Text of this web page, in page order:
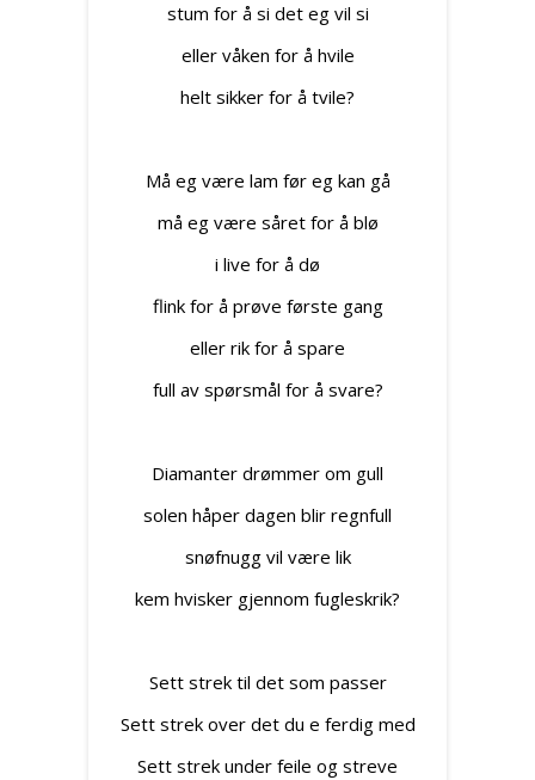
stum for å si det eg vil si
eller våken for å hvile
helt sikker for å tvile?
Må eg være lam før eg kan gå
må eg være såret for å blø
i live for å dø
flink for å prøve første gang
eller rik for å spare
full av spørsmål for å svare?
Diamanter drømmer om gull
solen håper dagen blir regnfull
snøfnugg vil være lik
kem hvisker gjennom fugleskrik?
Sett strek til det som passer
Sett strek over det du e ferdig med
Sett strek under feile og streve